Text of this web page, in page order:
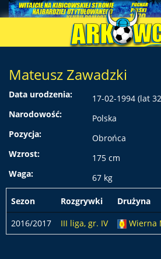
Mateusz Zawadzki
Data urodzenia:
17-02-1994 (lat
Narodowość:
Polska
Pozycja:
Obrońca
Wzrost:
175 cm
Waga:
67 kg
Sezon Rozgrywki Drużyna
2016/2017
III liga, gr. IV Wierna